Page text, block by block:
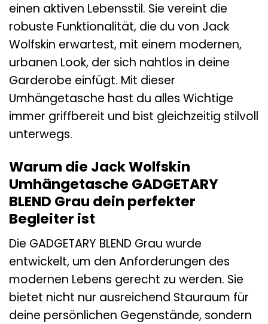
einen aktiven Lebensstil. Sie vereint die
robuste Funktionalität, die du von Jack
Wolfskin erwartest, mit einem modernen,
urbanen Look, der sich nahtlos in deine
Garderobe einfügt. Mit dieser
Umhängetasche hast du alles Wichtige
immer griffbereit und bist gleichzeitig stilvoll
unterwegs.
Warum die Jack Wolfskin
Umhängetasche GADGETARY
BLEND Grau dein perfekter
Begleiter ist
Die GADGETARY BLEND Grau wurde
entwickelt, um den Anforderungen des
modernen Lebens gerecht zu werden. Sie
bietet nicht nur ausreichend Stauraum für
deine persönlichen Gegenstände, sondern